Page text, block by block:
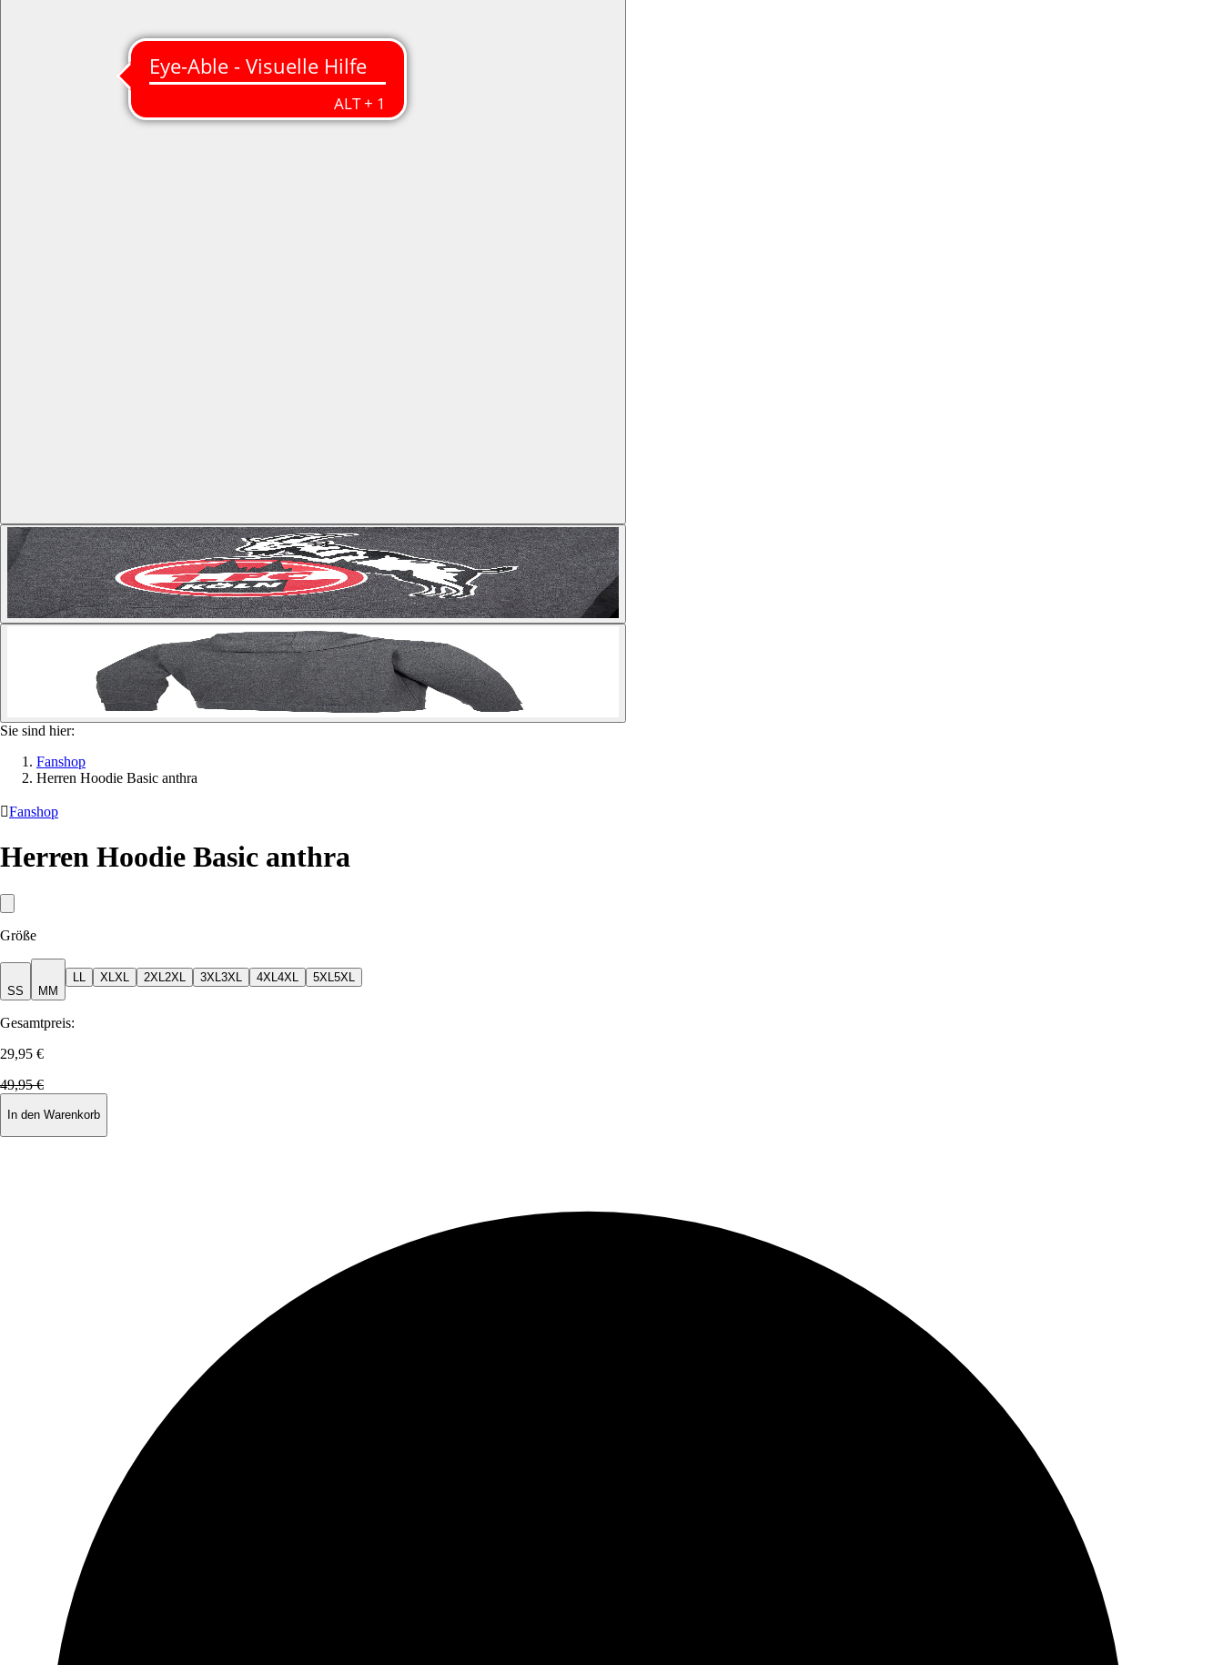
Sie sind hier:
Fanshop
Herren Hoodie Basic anthra
Fanshop
Herren Hoodie Basic anthra
Größe
SS M M
XL XL 2XL 2XL 3XL 3XL 4XL 4XL 5XL 5XL
Gesamtpreis:
29,95 €
49,95 €
In den Warenkorb